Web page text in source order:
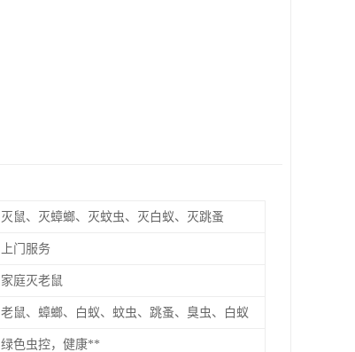
灭鼠、灭蟑螂、灭蚊虫、灭白蚁、灭跳蚤
上门服务
家庭灭老鼠
老鼠、蟑螂、白蚁、蚊虫、跳蚤、臭虫、白蚁
绿色虫控，健康**